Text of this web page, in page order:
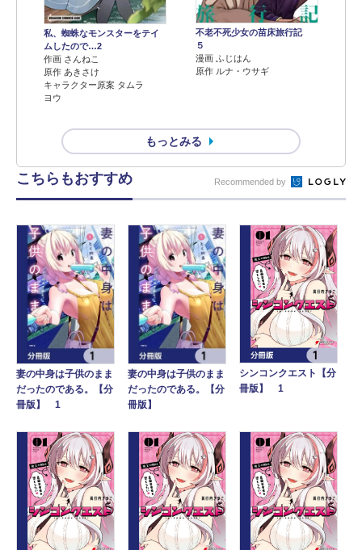
私、蜘蛛なモンスターをテイ
ムしたので…2
作画 さんねこ
原作 あきさけ
キャラクター原案 タムラ
ヨウ
不老不死少女の苗床旅行記
５
漫画 ふじはん
原作 ルナ・ウサギ
もっとみる
こちらもおすすめ Recommended by
妻の中身は子供のまま
だったのである。【分
冊版】 1
妻の中身は子供のまま
だったのである。【分
冊版】
シンコンクエスト【分
冊版】 1